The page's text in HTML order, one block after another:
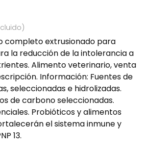
completo extrusionado para
la reducción de la intolerancia a
Alimento veterinario, venta
Información: Fuentes de
seleccionadas e hidrolizadas.
de carbono seleccionadas.
Probióticos y alimentos
el sistema inmune y
13.